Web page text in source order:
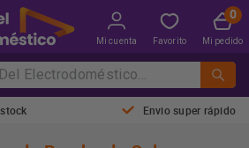
Mi cuenta Favorito Mi pedido
Envio super rápido